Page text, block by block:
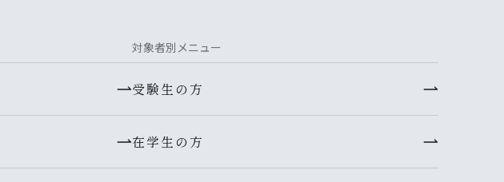
対象者別メニュー
受験生の方
在学生の方